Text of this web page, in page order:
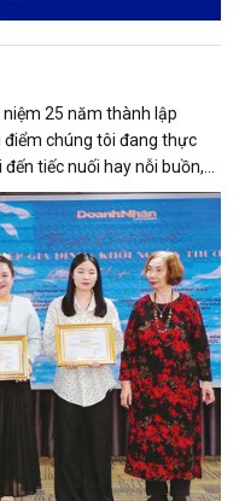
niệm 25 năm thành lập
điểm chúng tôi đang thực
tiếc nuối hay nỗi buồn,
về Doanh Nhân Sài Gòn, tôi
Những điều tưởng như
25 năm làm nghề. Và có
bút.